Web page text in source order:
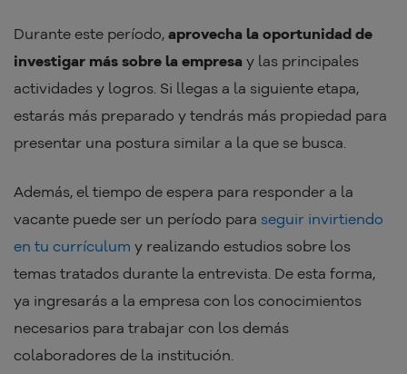
Durante este período, aprovecha la oportunidad de
investigar más sobre la empresa y las principales
actividades y logros. Si llegas a la siguiente etapa,
estarás más preparado y tendrás más propiedad para
presentar una postura similar a la que se busca.
Además, el tiempo de espera para responder a la
vacante puede ser un período para seguir invirtiendo
en tu currículum y realizando estudios sobre los
temas tratados durante la entrevista. De esta forma,
ya ingresarás a la empresa con los conocimientos
necesarios para trabajar con los demás
colaboradores de la institución.